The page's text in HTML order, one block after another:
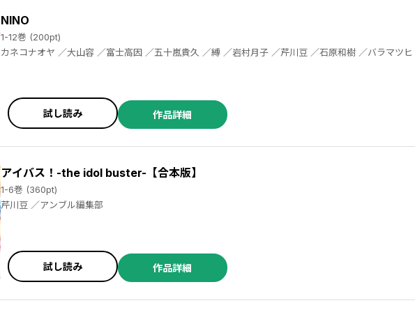
NINO
1-12巻 (200pt)
試し読み 作品詳細
アイバス！-the idol buster-【合本版】
1-6巻 (360pt)
芹川豆 ／アンブル編集部
試し読み 作品詳細